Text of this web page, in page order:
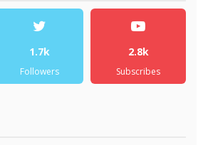
1.7k
Followers
2.8k
Subscribes